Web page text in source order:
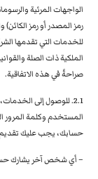
الواجهات المرئية
رمز المصدر أو رمز
للخدمات التي تقدمها
الملكية ذات الصلة
صراحةً في هذه الاتفاقية.
2.1. للوصول إلى
المستخدم وكلمة المرور
حسابك، يجب عليك تقديم
– أي شخص آخر يشارك